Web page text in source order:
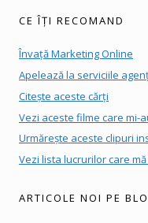
CE ÎȚI RECOMAND
Învață Marketing Online
Apelează la serviciile
Citește aceste cărți
Vezi aceste filme care mi-
Urmărește aceste clipuri
Vezi lista lucrurilor care
ARTICOLE NOI PE